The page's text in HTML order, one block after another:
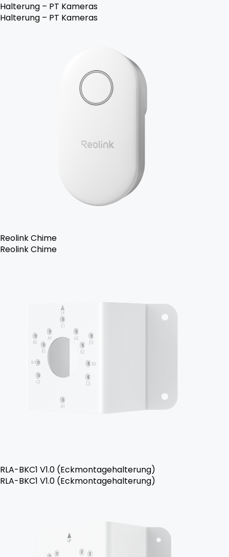
Halterung – PT Kameras
Halterung – PT Kameras
Reolink Chime
Reolink Chime
RLA-BKC1 V1.0 (Eckmontagehalterung)
RLA-BKC1 V1.0 (Eckmontagehalterung)